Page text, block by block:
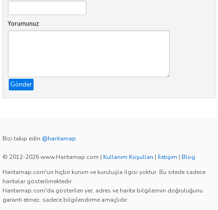
Yorumunuz
Gönder
Bizi takip edin @haritamap
© 2012-2026 www.Haritamap.com | Kullanım Koşulları | İletişim | Blog
Haritamap.com'un hiçbir kurum ve kuruluşla ilgisi yoktur. Bu sitede sadece
haritalar gösterilmektedir.
Haritamap.com'da gösterilen yer, adres ve harita bilgilerinin doğruluğunu
garanti etmez, sadece bilgilendirme amaçlıdır.